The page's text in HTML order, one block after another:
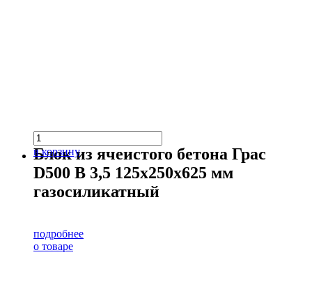
в корзину
Блок из ячеистого бетона Грас
D500 В 3,5 125х250х625 мм
газосиликатный
подробнее
о товаре